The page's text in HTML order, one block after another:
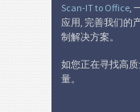
Scan-IT to Office ,
应用, 完善我们的
制解决方案。
如您正在寻找高
量。